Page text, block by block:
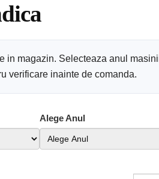
magazin. Selecteaza anul
verificare inainte de comanda.
Alege Anul